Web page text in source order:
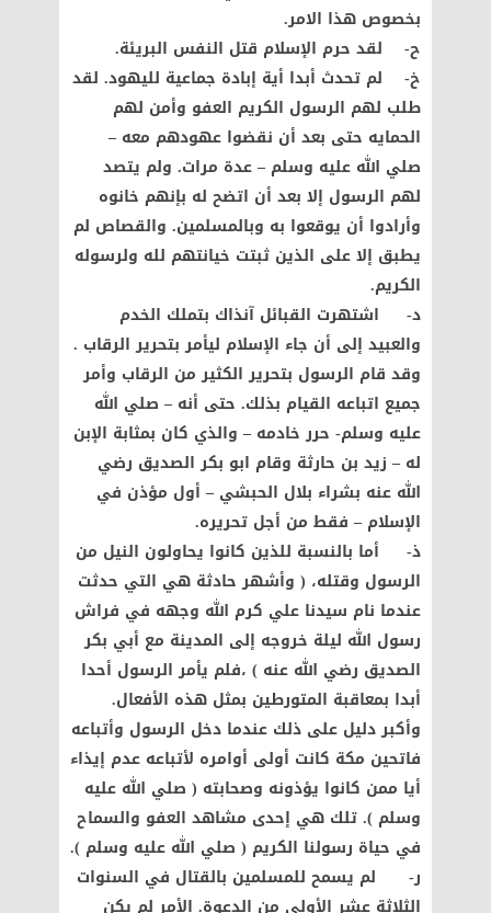
بخصوص هذا الامر.
ح‌- لقد حرم الإسلام قتل النفس البريئة.
خ‌- لم تحدث أبدا أية إبادة جماعية لليهود. لقد
طلب لهم الرسول الكريم العفو وأمن لهم
الحمايه حتى بعد أن نقضوا عهودهم معه –
صلي الله عليه وسلم – عدة مرات. ولم يتصد
لهم الرسول إلا بعد أن اتضح له بإنهم خانوه
وأرادوا أن يوقعوا به وبالمسلمين. والقصاص لم
يطبق إلا على الذين ثبتت خيانتهم لله ولرسوله
الكريم.
د‌- اشتهرت القبائل آنذاك بتملك الخدم
والعبيد إلى أن جاء الإسلام ليأمر بتحرير الرقاب .
وقد قام الرسول بتحرير الكثير من الرقاب وأمر
جميع اتباعه القيام بذلك. حتى أنه – صلي الله
عليه وسلم- حرر خادمه – والذي كان بمثابة الإبن
له – زيد بن حارثة وقام ابو بكر الصديق رضي
الله عنه بشراء بلال الحبشي – أول مؤذن في
الإسلام – فقط من أجل تحريره.
ذ‌- أما بالنسبة للذين كانوا يحاولون النيل من
الرسول وقتله، ( وأشهر حادثة هي التي حدثت
عندما نام سيدنا علي كرم الله وجهه في فراش
رسول الله ليلة خروجه إلى المدينة مع أبي بكر
الصديق رضي الله عنه ) ،فلم يأمر الرسول أحدا
أبدا بمعاقبة المتورطين بمثل هذه الأفعال.
وأكبر دليل على ذلك عندما دخل الرسول وأتباعه
فاتحين مكة كانت أولى أوامره لأتباعه عدم إيذاء
أيا ممن كانوا يؤذونه وصحابته ( صلي الله عليه
وسلم ). تلك هي إحدى مشاهد العفو والسماح
في حياة رسولنا الكريم ( صلي الله عليه وسلم ).
ر‌- لم يسمح للمسلمين بالقتال في السنوات
الثلاثة عشر الأولى من الدعوة. الأمر لم يكن